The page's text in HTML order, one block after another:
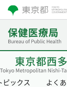
ピックス よく